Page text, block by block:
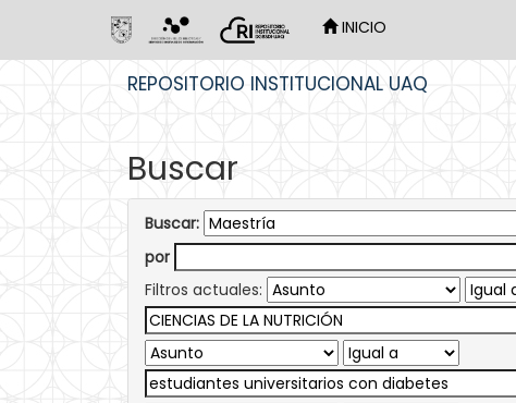
INICIO
REPOSITORIO INSTITUCIONAL UAQ
Buscar
Buscar:
por
Filtros actuales: